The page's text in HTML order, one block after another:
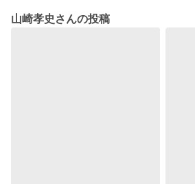
山崎孝史さんの投稿